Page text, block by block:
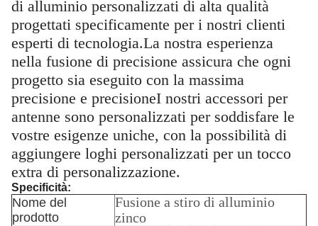
di alluminio personalizzati di alta qualità
progettati specificamente per i nostri clienti
esperti di tecnologia.La nostra esperienza
nella fusione di precisione assicura che ogni
progetto sia eseguito con la massima
precisione e precisioneI nostri accessori per
antenne sono personalizzati per soddisfare le
vostre esigenze uniche, con la possibilità di
aggiungere loghi personalizzati per un tocco
extra di personalizzazione.
Specificità:
Nome del
prodotto
Fusione a stiro di alluminio
zinco